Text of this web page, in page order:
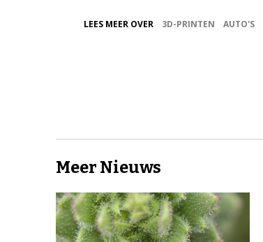
LEES MEER OVER 3D-PRINTEN AUTO'S
Meer Nieuws